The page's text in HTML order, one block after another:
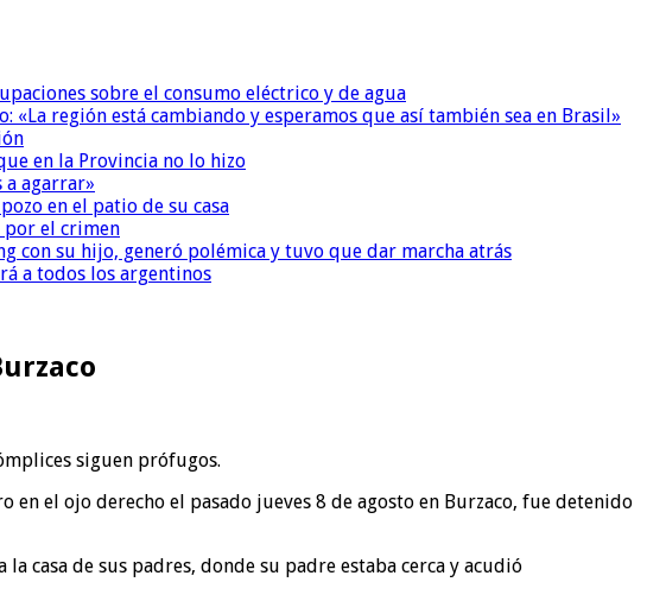
sobre el consumo eléctrico y de agua
región está cambiando y esperamos que así también sea en Brasil»
en la Provincia no lo hizo
agarrar»
en el patio de su casa
por el crimen
con su hijo, generó polémica y tuvo que dar marcha atrás
a todos los argentinos
siguen prófugos.
en el ojo derecho el pasado jueves 8 de agosto en Burzaco, fue detenido
casa de sus padres, donde su padre estaba cerca y acudió